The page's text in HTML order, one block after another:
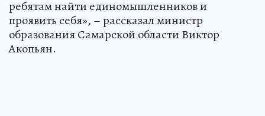
ребятам найти единомышленников и
проявить себя», – рассказал министр
образования Самарской области Виктор
Акопьян.